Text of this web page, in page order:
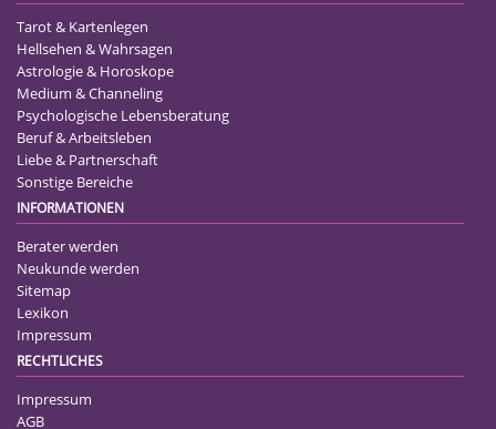
Tarot & Kartenlegen
Hellsehen & Wahrsagen
Astrologie & Horoskope
Medium & Channeling
Psychologische Lebensberatung
Beruf & Arbeitsleben
Liebe & Partnerschaft
Sonstige Bereiche
INFORMATIONEN
Berater werden
Neukunde werden
Sitemap
Lexikon
Impressum
RECHTLICHES
Impressum
AGB